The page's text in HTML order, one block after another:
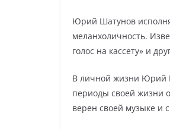
Юрий Шатунов
меланхоличность.
голос на кассету» и
В личной жизни Юрий
периоды своей жизни
верен своей музыке и